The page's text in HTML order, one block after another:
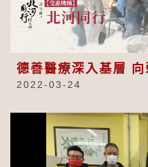
德善醫療深入基層
2022-03-24